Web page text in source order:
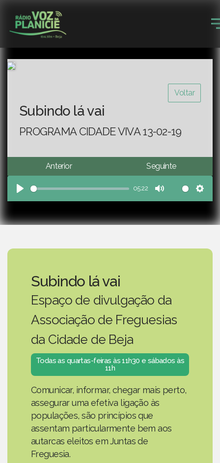
Voltar
Subindo lá vai
PROGRAMA CIDADE VIVA 13-02-19
Anterior Seguinte
Play
05:22
Mute
Subindo lá vai
Espaço de divulgação da
Associação de Freguesias
da Cidade de Beja
Todas as quartas-feiras às 11h30 e sábados às
11h
Comunicar, informar, chegar mais perto,
assegurar uma efetiva ligação às
populações, são princípios que
assentam particularmente bem aos
autarcas eleitos em Juntas de
Freguesia.